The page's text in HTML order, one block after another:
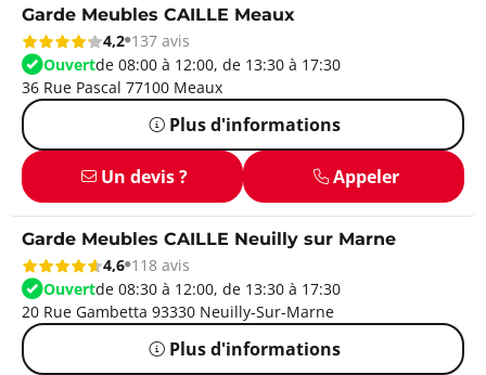
Garde Meubles CAILLE Meaux
4,2 137 avis
Ouvertde 08:00 à 12:00, de 13:30 à 17:30
36 Rue Pascal 77100 Meaux
Plus d'informations
Un devis ? Appeler
Garde Meubles CAILLE Neuilly sur Marne
4,6 118 avis
Ouvertde 08:30 à 12:00, de 13:30 à 17:30
20 Rue Gambetta 93330 Neuilly-Sur-Marne
Plus d'informations